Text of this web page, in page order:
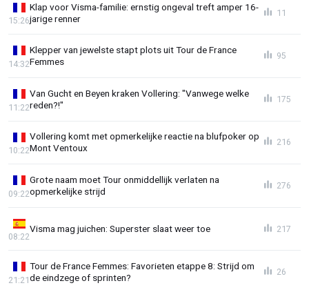
Klap voor Visma-familie: ernstig ongeval treft amper 16-
jarige renner
15:26
11
Klepper van jewelste stapt plots uit Tour de France
Femmes
14:32
95
Van Gucht en Beyen kraken Vollering: "Vanwege welke
reden?!"
11:22
175
Vollering komt met opmerkelijke reactie na blufpoker op
Mont Ventoux
10:22
216
Grote naam moet Tour onmiddellijk verlaten na
opmerkelijke strijd
09:22
276
Visma mag juichen: Superster slaat weer toe
08:22
217
Tour de France Femmes: Favorieten etappe 8: Strijd om
de eindzege of sprinten?
21:21
26